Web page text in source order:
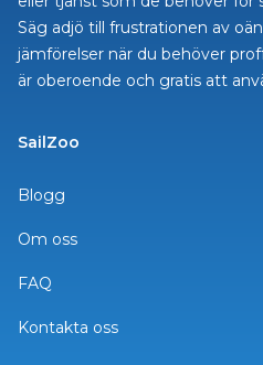
Säg adjö till frustrationen av
jämförelser när du behöver
är oberoende och gratis att
SailZoo
Blogg
Om oss
FAQ
Kontakta oss